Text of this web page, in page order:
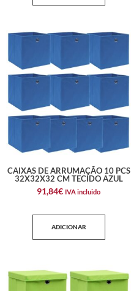
CAIXAS DE ARRUMAÇÃO 10 PCS
32X32X32 CM TECIDO AZUL
91,84€ IVA incluido
ADICIONAR